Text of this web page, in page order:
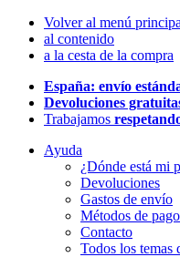
Volver al menú
al contenido
a la cesta de la compra
España: envío
Devoluciones
Trabajamos
Ayuda
¿Dónde está mi
Devoluciones
Gastos de envío
Métodos de pago
Contacto
Todos los